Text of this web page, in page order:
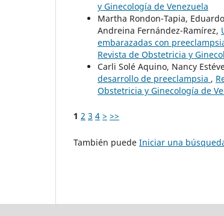
y Ginecología de Venezuela
Martha Rondon-Tapia,
Andreina Fernández-Ramírez,
embarazadas con
Revista de Obstetricia y
Carli Solé Aquino, Nancy
desarrollo de preeclampsia ,
Obstetricia y Ginecología de
1 2 3 4 > >>
También puede Iniciar una